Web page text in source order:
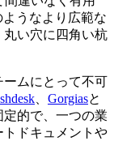
ようなより広範な
丸い穴に四角い杭
ームにとって不可
Gorgiasと
的で、一つの業
ドキュメントや